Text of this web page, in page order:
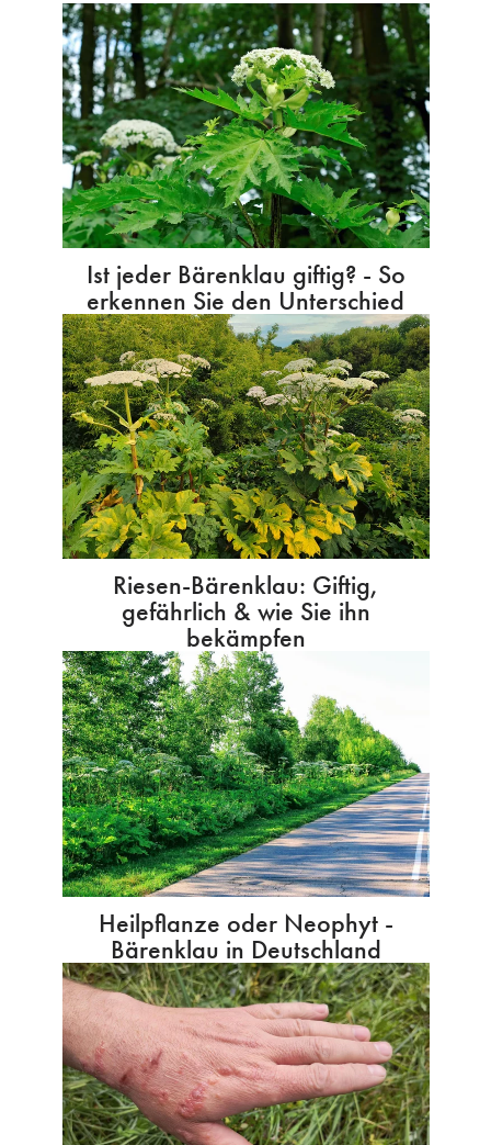
Ist jeder Bärenklau giftig? - So
erkennen Sie den Unterschied
Riesen-Bärenklau: Giftig,
gefährlich & wie Sie ihn
bekämpfen
Heilpflanze oder Neophyt -
Bärenklau in Deutschland